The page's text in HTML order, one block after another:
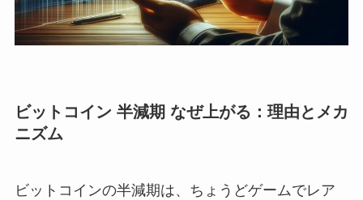
ビットコイン 半減期 なぜ上がる：理由とメカ
ニズム
ビットコインの半減期は、ちょうどゲームでレア